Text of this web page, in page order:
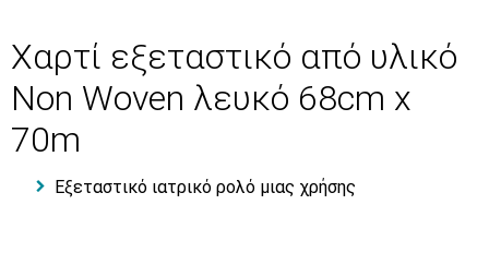
Χαρτί εξεταστικό από υλικό
Non Woven λευκό 68cm x
70m
Εξεταστικό ιατρικό ρολό μιας χρήσης